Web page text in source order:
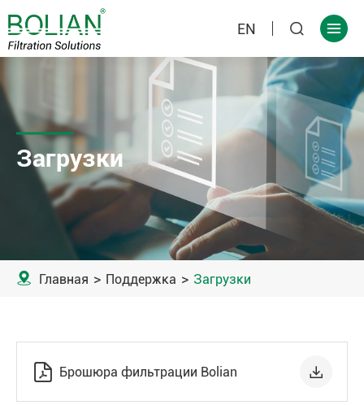
EN  
Загрузки
 Главная Поддержка Загрузки
 Брошюра фильтрации Bolian 